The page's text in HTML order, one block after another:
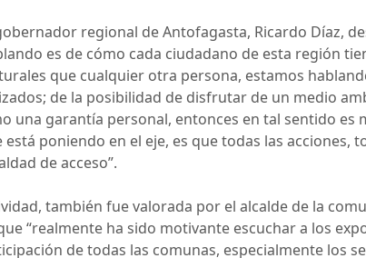
regional de Antofagasta, Ricardo Díaz,
es de cómo cada ciudadano de esta región
que cualquier otra persona, estamos
de la posibilidad de disfrutar de un medio
una garantía personal, entonces en tal sentido es
poniendo en el eje, es que todas las acciones,
de acceso”.
también fue valorada por el alcalde de la
“realmente ha sido motivante escuchar a los
de todas las comunas, especialmente los